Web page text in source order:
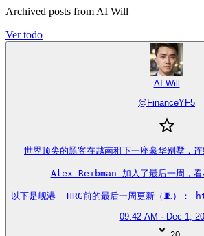
Archived posts from AI Will
Ver todo
AI Will
@ FinanceYF5
世界顶尖的黑客在越南租下一座豪华别墅
Alex Reibman 加入了最后一周，看
以下是岘港  HRG前的最后一周更新（🧵
09:42 AM · Dec 1,